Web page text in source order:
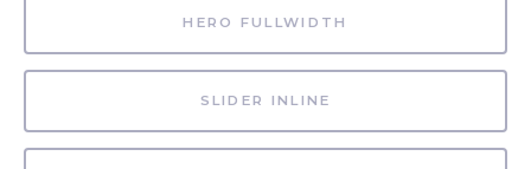
HERO FULLWIDTH
SLIDER INLINE